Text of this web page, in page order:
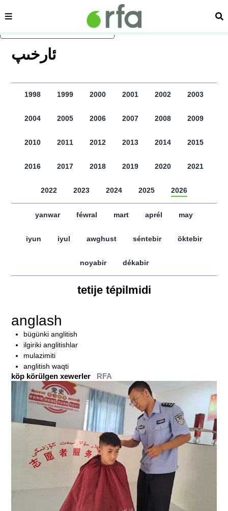
asasliq mezmungha atlang
sehipe
ﺋﺎﺭﺧﯩﭗ
1998 1999 2000 2001 2002 2003
2004 2005 2006 2007 2008 2009
2010 2011 2012 2013 2014 2015
2016 2017 2018 2019 2020 2021
2022 2023 2024 2025 2026
yanwar féwral mart aprél may
iyun iyul awghust séntebir öktebir
noyabir dékabir
tetije tépilmidi
anglash
bügünki anglitish
ilgiriki anglitishlar
mulazimiti
anglitish waqti
köp körülgen xewerler RFA